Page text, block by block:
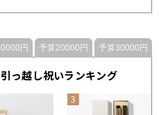
円 予算20000円 予算30000円
っ越し祝いランキング